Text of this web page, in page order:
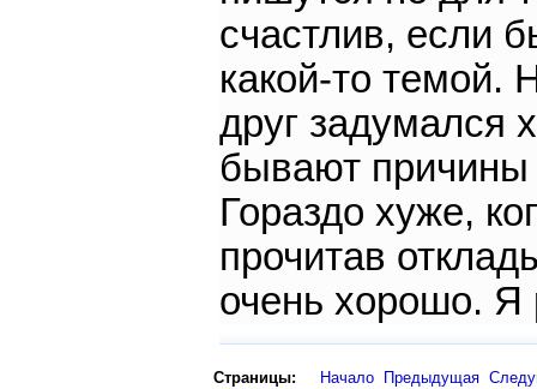
счастлив, если
какой-то
друг задумался
бывают причины
Гораздо хуже,
прочитав
очень хорошо. Я
Страницы: Начало Предыдущая